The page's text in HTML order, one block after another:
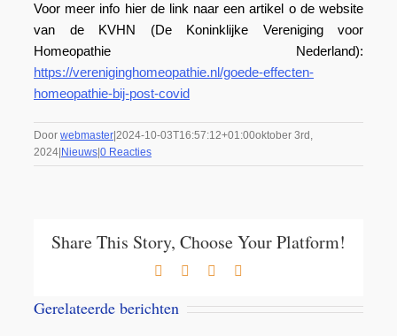
Voor meer info hier de link naar een artikel o de website
van de KVHN (De Koninklijke Vereniging voor
Homeopathie Nederland):
https://vereniginghomeopathie.nl/goede-effecten-
homeopathie-bij-post-covid
Door webmaster 2024-10-03T16:57:12+01:00oktober 3rd,
2024 Nieuws 0 Reacties
Share This Story, Choose Your Platform!
Facebook LinkedIn
Gerelateerde berichten